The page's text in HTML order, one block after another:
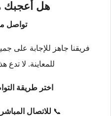
هل أعجبك
تواصل
فريقنا جاهز للإجابة على
للمعاينة. لا تدع
اختر طريقة
📞 للاتصال